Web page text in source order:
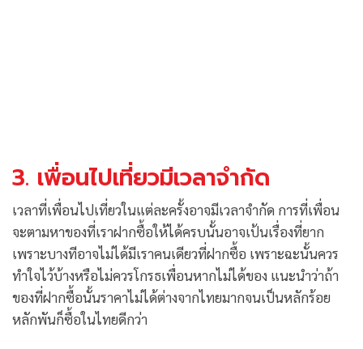
3. เพื่อนไปเที่ยวมีเวลาจำกัด
เวลาที่เพื่อนไปเที่ยวในแต่ละครั้งอาจมีเวลาจำกัด การที่เพื่อน
จะตามหาของที่เราฝากซื้อให้ได้ครบนั้นอาจเป้นเรื่องที่ยาก
เพราะบางทีอาจไม่ได้มีเราคนเดียวที่ฝากซื้อ เพราะฉะนั้นควร
ทำใจไว้บ้างหรือไม่ควรโกรธเพื่อนหากไม่ได้ของ แนะนำว่าถ้า
ของที่ฝากซื้อนั้นราคาไม่ได้ต่างจากไทยมากจนเป็นหลักร้อย
หลักพันก็ซื้อในไทยดีกว่า